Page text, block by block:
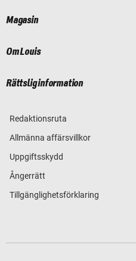
Magasin
Om Louis
Rättslig information
Redaktionsruta
Allmänna affärsvillkor
Uppgiftsskydd
Ångerrätt
Tillgänglighetsförklaring